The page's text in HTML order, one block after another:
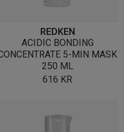
REDKEN
ACIDIC BONDING
5-MIN MASK
250 ML
616 KR